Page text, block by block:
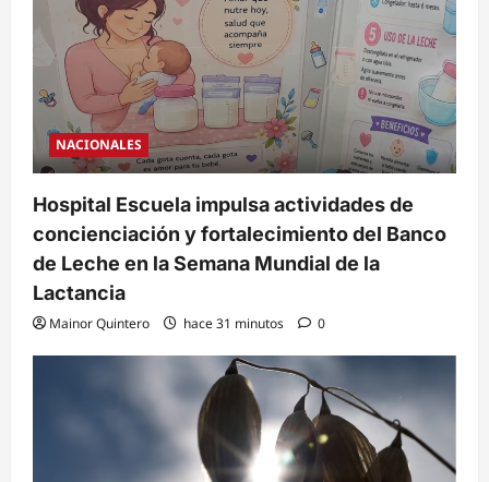
NACIONALES
Hospital Escuela impulsa actividades de
concienciación y fortalecimiento del Banco
de Leche en la Semana Mundial de la
Lactancia
Mainor Quintero hace 31 minutos 0